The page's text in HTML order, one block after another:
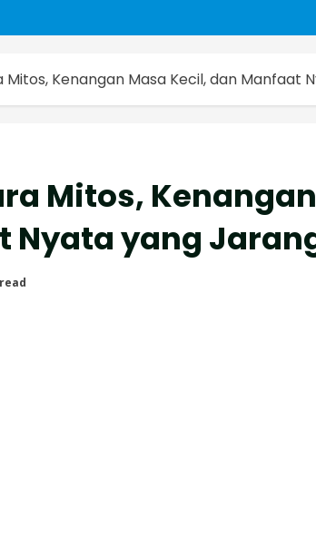
Mitos, Kenangan Masa Kecil, dan Manfaat
Mitos,
Nyata yang